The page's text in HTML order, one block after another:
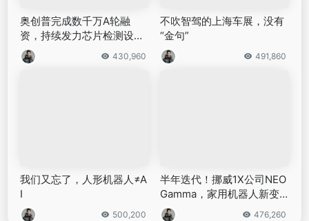
奥创普完成数千万A轮融
资，持续发力芯片检测设备
自主可控｜独家
430,960
不吹智驾的上海车展，没有
“金句”
491,860
我们又忘了，人形机器人≠A
I
500,200
半年迭代！挪威1X公司NEO
Gamma，家用机器人新变
革
476,260